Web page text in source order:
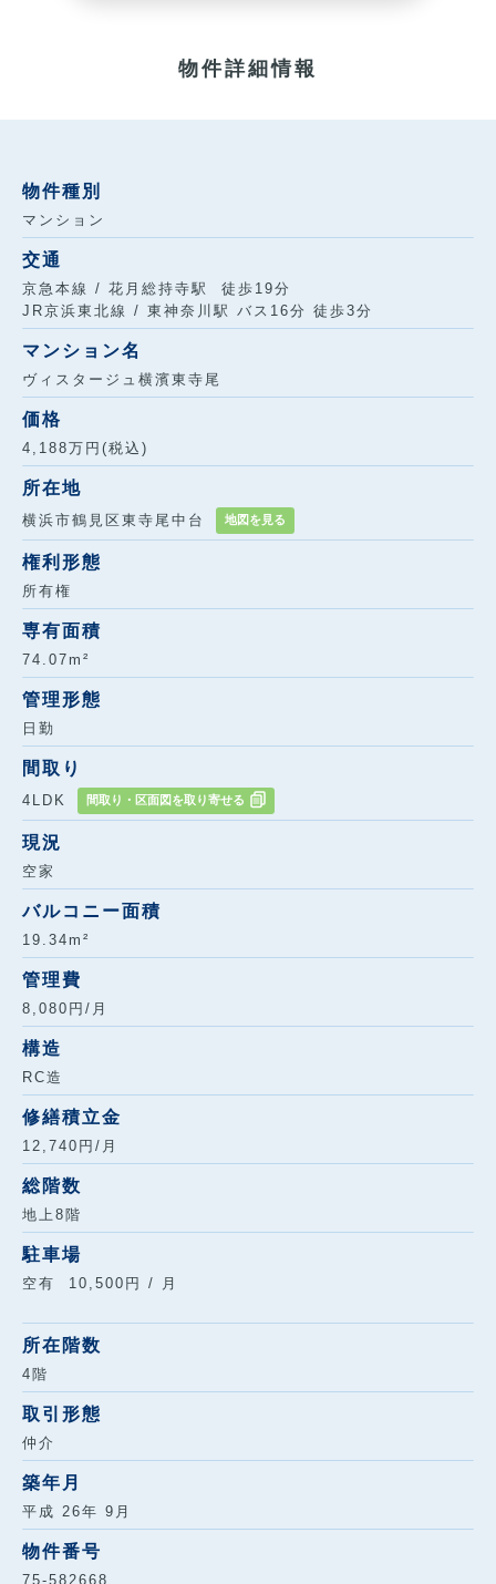
物件詳細情報
物件種別
マンション
交通
京急本線 / 花月総持寺駅 徒歩19分
JR京浜東北線 / 東神奈川駅 バス16分 徒歩3分
マンション名
ヴィスタージュ横濱東寺尾
価格
4,188万円(税込)
所在地
横浜市鶴見区東寺尾中台 地図を見る
権利形態
所有権
専有面積
74.07m²
管理形態
日勤
間取り
4LDK 間取り・区面図を取り寄せる
現況
空家
バルコニー面積
19.34m²
管理費
8,080円/月
構造
RC造
修繕積立金
12,740円/月
総階数
地上8階
駐車場
空有 10,500円 / 月
所在階数
4階
取引形態
仲介
築年月
平成 26年 9月
物件番号
75-582668